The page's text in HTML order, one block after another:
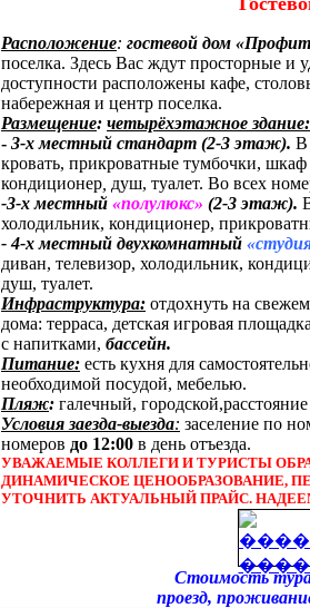
Расположение: гостевой дом
поселка. Здесь Вас ждут просторные и
доступности расположены кафе,
набережная и центр поселка.
Размещение: четырёхэтажное здание:
- 3-х местный стандарт (2-3 этаж). В
кровать, прикроватные тумбочки,
кондиционер душ, туалет. Во всех
-3-х местный «полулюкс» (2-3 этаж).
холодильник, кондиционер,
- 4-х местный двухкомнатный
диван, телевизор, холодильник,
душ, туалет.
Инфраструктура: отдохнуть на
дома: терраса, детская игровая
с напитками, бассейн.
Питание: есть кухня для
необходимой посудой, мебелью.
Пляж: галечный,
Условия заезда-выезда: заселение по
номеров до 12:00 в день отъезда.
УВАЖАЕМЫЕ КОЛЛЕГИ И ТУРИСТЫ
ДИНАМИЧЕСКОЕ ЦЕНООБРАЗОВАНИЕ,
УТОЧНИТЬ АКТУАЛЬНЫЙ ПРАЙС.
Стоимость тура на одного
проезд, проживание,